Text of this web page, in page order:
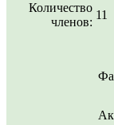
Количество
членов:
11